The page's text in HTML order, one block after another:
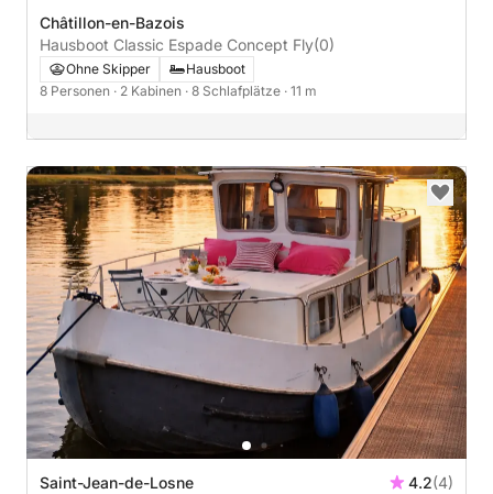
Châtillon-en-Bazois
Hausboot Classic Espade Concept Fly(0)
Ohne Skipper
Hausboot
8 Personen · 2 Kabinen · 8 Schlafplätze · 11 m
Saint-Jean-de-Losne 4.2(4)